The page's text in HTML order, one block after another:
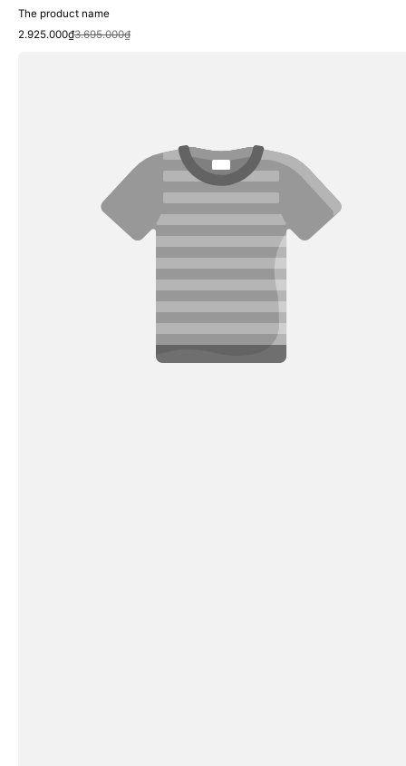
The product name
Sale
2.925.000₫
Regular
3.695.000₫